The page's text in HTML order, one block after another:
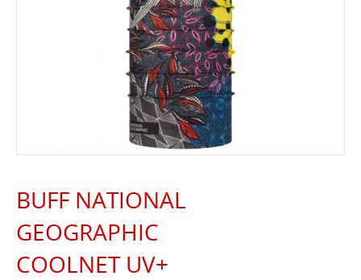
BUFF NATIONAL
GEOGRAPHIC
COOLNET UV+